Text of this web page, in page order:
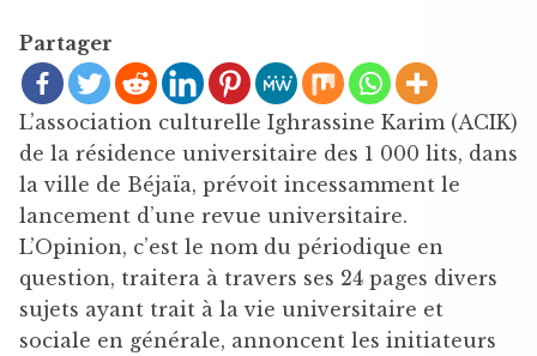
Partager
L’association culturelle Ighrassine Karim (ACIK)
de la résidence universitaire des 1 000 lits, dans
la ville de Béjaïa, prévoit incessamment le
lancement d’une revue universitaire.
L’Opinion, c’est le nom du périodique en
question, traitera à travers ses 24 pages divers
sujets ayant trait à la vie universitaire et
sociale en générale, annoncent les initiateurs